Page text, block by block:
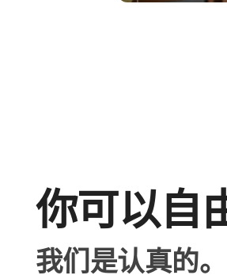
你​可以​自
我们​是​认真的。